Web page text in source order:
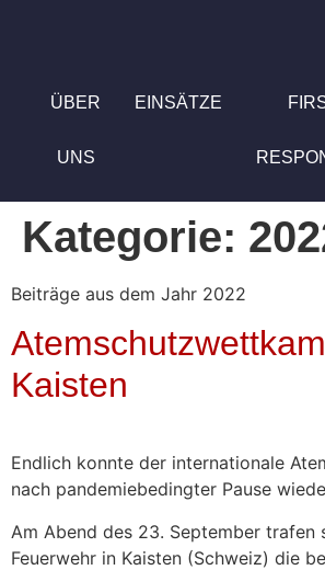
ÜBER
UNS
EINSÄTZE
Kategorie:
Beiträge aus dem Jahr 2022
Kaisten
Endlich konnte der internationale
nach pandemiebedingter Pause
Am Abend des 23. September trafen
Feuerwehr in Kaisten (Schweiz) die